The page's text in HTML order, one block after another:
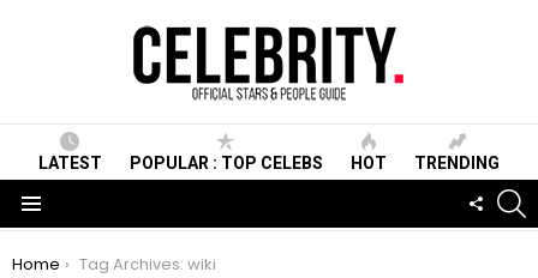
LATEST POPULAR : TOP CELEBS HOT TRENDING
You are here:
Home Tag Archives: wiki